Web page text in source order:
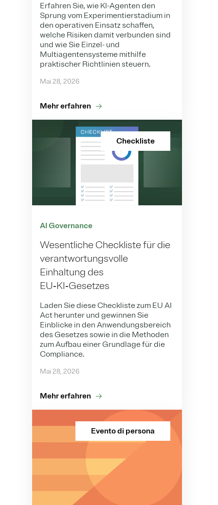
Erfahren Sie, wie KI-Agenten den
Sprung vom Experimentierstadium in
den operativen Einsatz schaffen,
welche Risiken damit verbunden sind
und wie Sie Einzel- und
Multiagentensysteme mithilfe
praktischer Richtlinien steuern.
Mai 28, 2026
Mehr erfahren
Checkliste
AI Governance
Wesentliche Checkliste für die
verantwortungsvolle
Einhaltung des
EU‑KI‑Gesetzes
Laden Sie diese Checkliste zum EU AI
Act herunter und gewinnen Sie
Einblicke in den Anwendungsbereich
des Gesetzes sowie in die Methoden
zum Aufbau einer Grundlage für die
Compliance.
Mai 28, 2026
Mehr erfahren
Evento di persona